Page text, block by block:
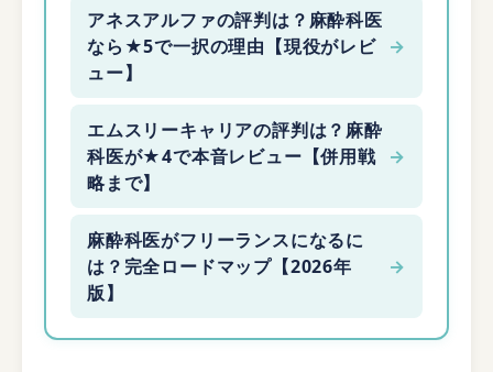
アネスアルファの評判は？麻酔科医
なら★5で一択の理由【現役がレビ
ュー】
→
エムスリーキャリアの評判は？麻酔
科医が★4で本音レビュー【併用戦
略まで】
→
麻酔科医がフリーランスになるに
は？完全ロードマップ【2026年
版】
→